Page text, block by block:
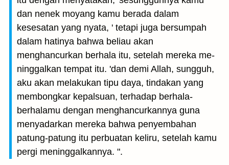
dan nenek moyang kamu berada dalam
kesesatan yang nyata, ' tetapi juga bersumpah
dalam hatinya bahwa beliau akan
menghancurkan berhala itu, setelah mereka me-
ninggalkan tempat itu. 'dan demi Allah, sungguh,
aku akan melakukan tipu daya, tindakan yang
membongkar kepalsuan, terhadap berhala-
berhalamu dengan menghancurkannya guna
menyadarkan mereka bahwa penyembahan
patung-patung itu perbuatan keliru, setelah kamu
pergi meninggalkannya. ".